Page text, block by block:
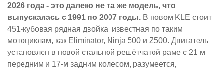
2026 года - это далеко не та же модель, что
выпускалась с 1991 по 2007 годы. В новом KLE стоит
451-кубовая рядная двойка, известная по таким
мотоциклам, как Eliminator, Ninja 500 и Z500. Двигатель
установлен в новой стальной решётчатой раме с 21-м
передним и 17-м задним колесом, разумеется,